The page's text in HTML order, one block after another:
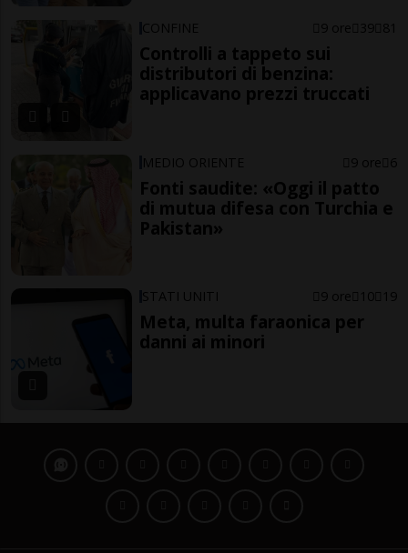
CONFINE 9 ore 39 81
Controlli a tappeto sui
distributori di benzina:
applicavano prezzi truccati
MEDIO ORIENTE 9 ore 6
Fonti saudite: «Oggi il patto
di mutua difesa con Turchia e
Pakistan»
STATI UNITI 9 ore 10 19
Meta, multa faraonica per
danni ai minori